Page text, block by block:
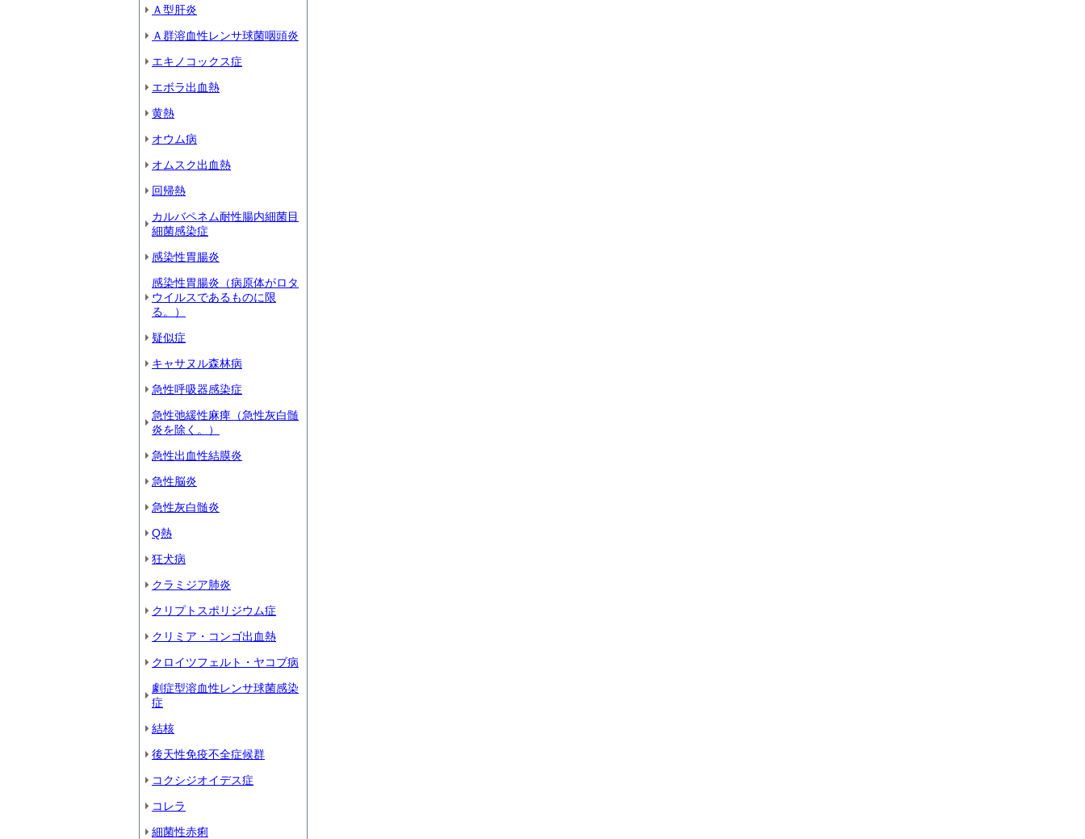
Ａ型肝炎
Ａ群溶血性レンサ球菌咽頭炎
エキノコックス症
エボラ出血熱
黄熱
オウム病
オムスク出血熱
回帰熱
カルバペネム耐性腸内細菌目
細菌感染症
感染性胃腸炎
感染性胃腸炎（病原体がロタ
ウイルスであるものに限
る。）
疑似症
キャサヌル森林病
急性呼吸器感染症
急性弛緩性麻痺（急性灰白髄
炎を除く。）
急性出血性結膜炎
急性脳炎
急性灰白髄炎
Q熱
狂犬病
クラミジア肺炎
クリプトスポリジウム症
クリミア・コンゴ出血熱
クロイツフェルト・ヤコブ病
劇症型溶血性レンサ球菌感染
症
結核
後天性免疫不全症候群
コクシジオイデス症
コレラ
細菌性赤痢